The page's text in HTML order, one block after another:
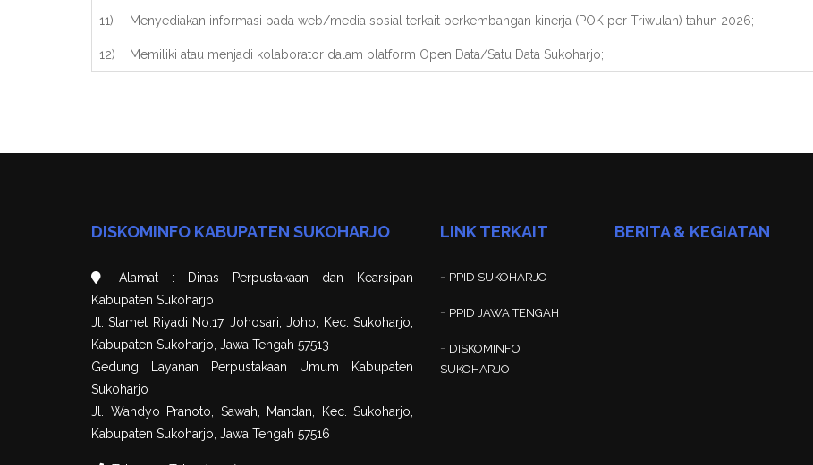
11) Menyediakan informasi pada web/media sosial terkait perkembangan kinerja (POK per Triwulan) tahun 2026;
12) Memiliki atau menjadi kolaborator dalam platform Open Data/Satu Data Sukoharjo;
DISKOMINFO KABUPATEN SUKOHARJO
Alamat : Dinas Perpustakaan dan Kearsipan
Kabupaten Sukoharjo
Jl. Slamet Riyadi No.17, Johosari, Joho, Kec. Sukoharjo,
Kabupaten Sukoharjo, Jawa Tengah 57513
Gedung Layanan Perpustakaan Umum Kabupaten
Sukoharjo
Jl. Wandyo Pranoto, Sawah, Mandan, Kec. Sukoharjo,
Kabupaten Sukoharjo, Jawa Tengah 57516
LINK TERKAIT
- PPID SUKOHARJO
- PPID JAWA TENGAH
- DISKOMINFO
SUKOHARJO
BERITA & KEGIATAN